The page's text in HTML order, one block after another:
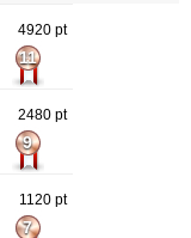
4920 pt
11
2480 pt
9
1120 pt
7